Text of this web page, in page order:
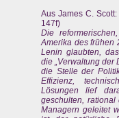
Aus James C.
147f)
Die
Amerika des frühen
Lenin glaubten,
die „Verwaltung der
die Stelle der
Effizienz,
Lösungen lief
geschulten,
Managern geleitet